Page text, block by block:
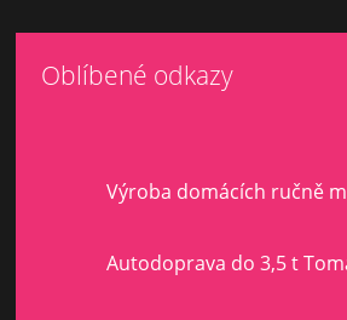
Oblíbené odkazy
Výroba domácích ručně
Autodoprava do 3,5 t